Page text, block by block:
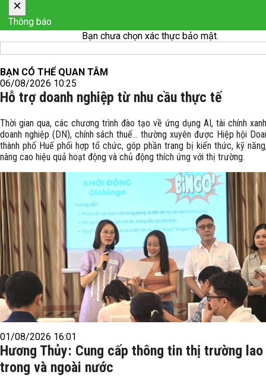
×
Thông báo
Bạn chưa chọn xác thực bảo mật.
BẠN CÓ THỂ QUAN TÂM
06/08/2026 10:25
Hỗ trợ doanh nghiệp từ nhu cầu thực tế
Thời gian qua, các chương trình đào tạo về ứng dụng AI, tài chính
doanh nghiệp (DN), chính sách thuế… thường xuyên được Hiệp hội
thành phố Huế phối hợp tổ chức, góp phần trang bị kiến thức, kỹ
nâng cao hiệu quả hoạt động và chủ động thích ứng với thị trường.
01/08/2026 16:01
Hương Thủy: Cung cấp thông tin thị trường
trong và ngoài nước